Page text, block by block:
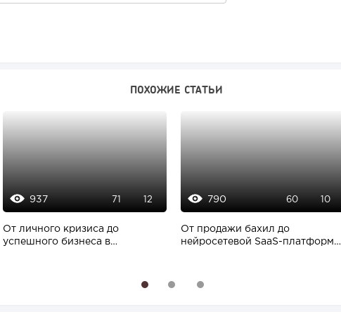
ПОХОЖИЕ СТАТЬИ
937 71 12
От личного кризиса до
успешного бизнеса в
790 60 10
От продажи бахил до
нейросетевой SaaS-платформы:
2 3